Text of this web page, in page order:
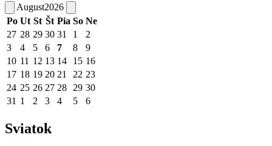
August2026
Po Ut St Št Pia So Ne
27 28 29 30 31 1
2
3
4 5 6 7 8
9
10 11 12 13 14 15 16
17 18 19 20 21 22 23
24 25 26 27 28 29 30
31 1 2 3 4 5 6
Sviatok